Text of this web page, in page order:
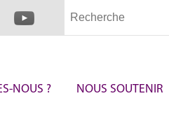
NOUS ? NOUS SOUTENIR